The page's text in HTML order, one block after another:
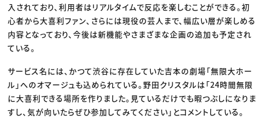
入されており、利用者はリアルタイムで反応を楽しむことができる。初
心者から大喜利ファン、さらには現役の芸人まで、幅広い層が楽しめる
内容となっており、今後は新機能やさまざまな企画の追加も予定され
ている。
サービス名には、かつて渋谷に存在していた吉本の劇場「無限大ホー
ル」へのオマージュも込められている。野田クリスタルは「24時間無限
に大喜利できる場所を作りました。見ているだけでも暇つぶしになりま
すし、気が向いたらぜひ参加してみてください」とコメントしている。